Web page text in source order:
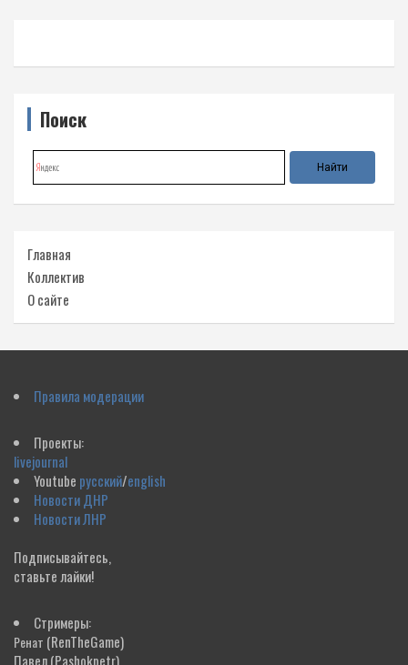
Поиск
Главная
Коллектив
О сайте
Правила модерации
Проекты:
livejournal
Youtube русский/english
Новости ДНР
Новости ЛНР
Подписывайтесь,
ставьте лайки!
Стримеры:
Ренат (RenTheGame)
Павел(Pashokpetr)